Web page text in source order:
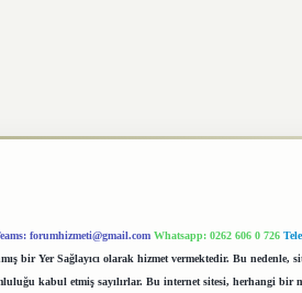
forumhizmeti@gmail.com Whatsapp: 0262 606 0 726
bir Yer Sağlayıcı olarak hizmet vermektedir. Bu
kabul etmiş sayılırlar. Bu internet sitesi, herhangi bir